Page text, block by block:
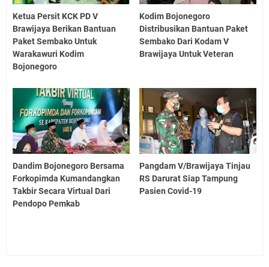
Ketua Persit KCK PD V
Brawijaya Berikan Bantuan
Paket Sembako Untuk
Warakawuri Kodim
Bojonegoro
Kodim Bojonegoro
Distribusikan Bantuan Paket
Sembako Dari Kodam V
Brawijaya Untuk Veteran
Dandim Bojonegoro Bersama
Forkopimda Kumandangkan
Takbir Secara Virtual Dari
Pendopo Pemkab
Pangdam V/Brawijaya Tinjau
RS Darurat Siap Tampung
Pasien Covid-19